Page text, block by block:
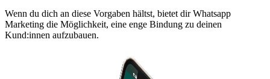
Wenn du dich an diese Vorgaben hältst, bietet dir Whatsapp
Marketing die Möglichkeit, eine enge Bindung zu deinen
Kund:innen aufzubauen.